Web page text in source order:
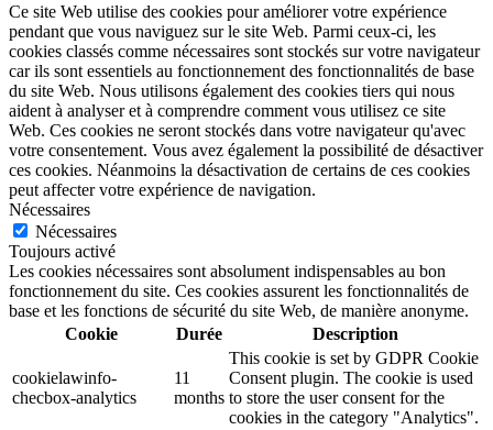
Ce site Web utilise des cookies pour améliorer votre expérience
pendant que vous naviguez sur le site Web. Parmi ceux-ci, les
cookies classés comme nécessaires sont stockés sur votre navigateur
car ils sont essentiels au fonctionnement des fonctionnalités de base
du site Web. Nous utilisons également des cookies tiers qui nous
aident à analyser et à comprendre comment vous utilisez ce site
Web. Ces cookies ne seront stockés dans votre navigateur qu'avec
votre consentement. Vous avez également la possibilité de désactiver
ces cookies. Néanmoins la désactivation de certains de ces cookies
peut affecter votre expérience de navigation.
Nécessaires
Nécessaires
Toujours activé
Les cookies nécessaires sont absolument indispensables au bon
fonctionnement du site. Ces cookies assurent les fonctionnalités de
base et les fonctions de sécurité du site Web, de manière anonyme.
Cookie
Durée Description
cookielawinfo-
checbox-analytics
11
months
This cookie is set by GDPR Cookie
Consent plugin. The cookie is used
to store the user consent for the
cookies in the category "Analytics".